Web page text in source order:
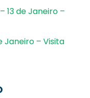
13 de Janeiro –
Janeiro – Visita